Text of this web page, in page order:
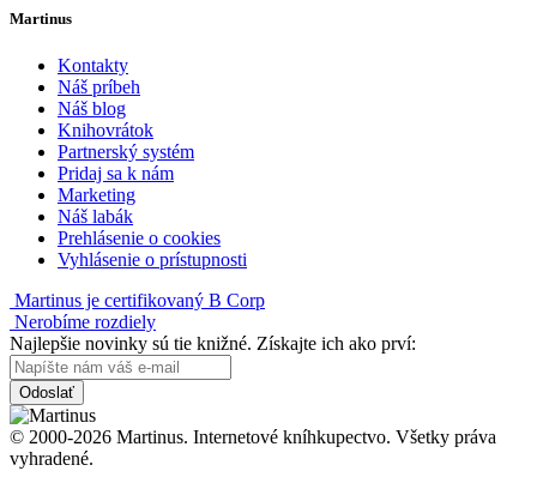
Martinus
Kontakty
Náš príbeh
Náš blog
Knihovrátok
Partnerský systém
Pridaj sa k nám
Marketing
Náš labák
Prehlásenie o cookies
Vyhlásenie o prístupnosti
Martinus je certifikovaný B Corp
Nerobíme rozdiely
Najlepšie novinky sú tie knižné. Získajte ich ako prví:
Odoslať
© 2000-2026 Martinus. Internetové kníhkupectvo. Všetky práva
vyhradené.